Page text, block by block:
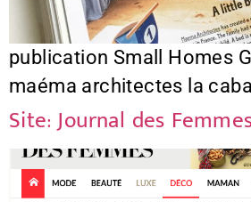
publication Small Homes
maéma architectes la
Site: Journal des